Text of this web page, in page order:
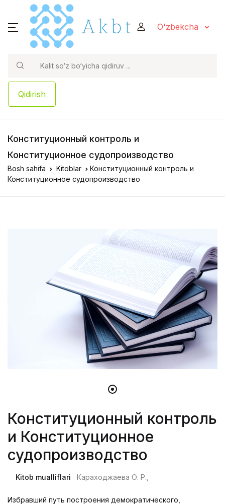
O'zbekcha
Qidirish
Конституционный контроль и
Конституционное судопроизводство
Bosh sahifa Kitoblar
Конституционный контроль и
Конституционное судопроизводство
Конституционный контроль
и Конституционное
судопроизводство
Kitob mualliflari Караходжаева О. Р.,
Избравший путь построения демократического,